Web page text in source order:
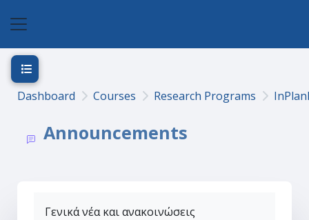
Dashboard Courses Research Programs
Announcements
Open course index
Γενικά νέα και ανακοινώσεις